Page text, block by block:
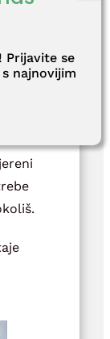
Prijavite se
najnovijim